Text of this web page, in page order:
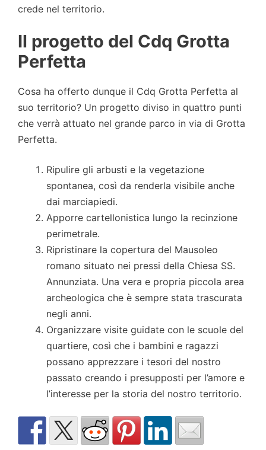
crede nel territorio.
Il progetto del Cdq Grotta
Perfetta
Cosa ha offerto dunque il Cdq Grotta Perfetta al
suo territorio? Un progetto diviso in quattro punti
che verrà attuato nel grande parco in via di Grotta
Perfetta.
Ripulire gli arbusti e la vegetazione
spontanea, così da renderla visibile anche
dai marciapiedi.
Apporre cartellonistica lungo la recinzione
perimetrale.
Ripristinare la copertura del Mausoleo
romano situato nei pressi della Chiesa SS.
Annunziata. Una vera e propria piccola area
archeologica che è sempre stata trascurata
negli anni.
Organizzare visite guidate con le scuole del
quartiere, così che i bambini e ragazzi
possano apprezzare i tesori del nostro
passato creando i presupposti per l’amore e
l’interesse per la storia del nostro territorio.